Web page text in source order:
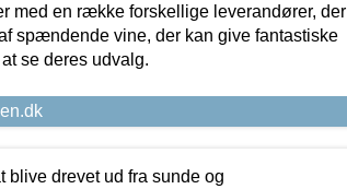
med en række forskellige leverandører, der
spændende vine, der kan give fantastiske
se deres udvalg.
blive drevet ud fra sunde og